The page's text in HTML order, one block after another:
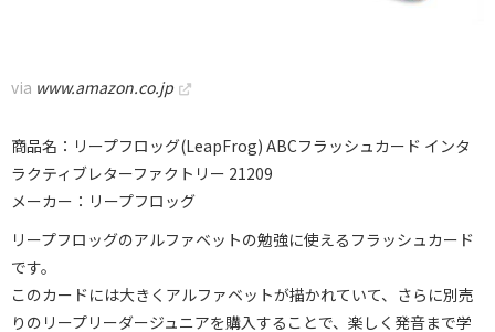
via www.amazon.co.jp
商品名：リープフロッグ(LeapFrog) ABCフラッシュカード インタ
ラクティブレターファクトリー 21209
メーカー：リープフロッグ
リープフロッグのアルファベットの勉強に使えるフラッシュカード
です。
このカードには大きくアルファベットが描かれていて、さらに別売
りのリープリーダージュニアを購入することで、楽しく発音まで学